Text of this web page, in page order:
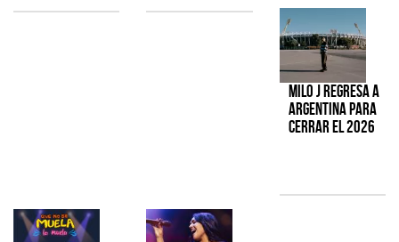
Milo J regresa a
Argentina para
cerrar el 2026